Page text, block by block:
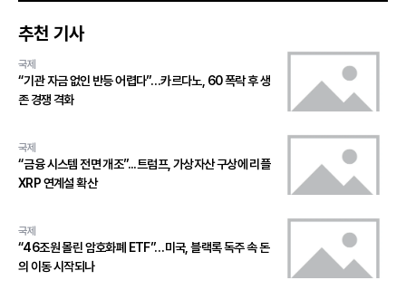
추천 기사
국제
“기관 자금 없인 반등 어렵다”…카르다노, 60 폭락 후 생
존 경쟁 격화
국제
“금융 시스템 전면 개조”...트럼프, 가상자산 구상에 리플
XRP 연계설 확산
국제
“46조원 몰린 암호화폐 ETF”…미국, 블랙록 독주 속 돈
의 이동 시작되나